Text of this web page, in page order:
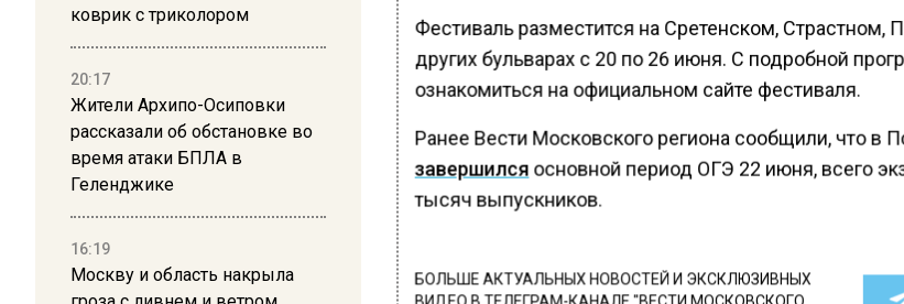
коврик с триколором
20:17
Жители Архипо-Осиповки
рассказали об обстановке во
время атаки БПЛА в
Геленджике
16:19
Москву и область накрыла
Фестиваль разместится на Сретенском, Страстном,
других бульварах с 20 по 26 июня. С подробной
ознакомиться на официальном сайте фестиваля.
Ранее Вести Московского региона сообщили, что в
завершилсяосновной период ОГЭ 22 июня, всего
тысяч выпускников.
БОЛЬШЕ АКТУАЛЬНЫХ НОВОСТЕЙ И ЭКСКЛЮЗИВНЫХ